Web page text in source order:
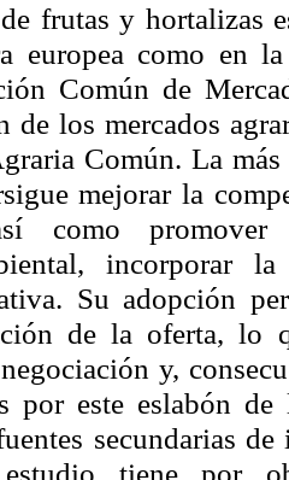
frutas y hortalizas
europea como en
Común de
de los mercados
Común. La
mejorar la
como
incorporar
Su adopción
de la oferta, lo
y,
por este eslabón
secundarias